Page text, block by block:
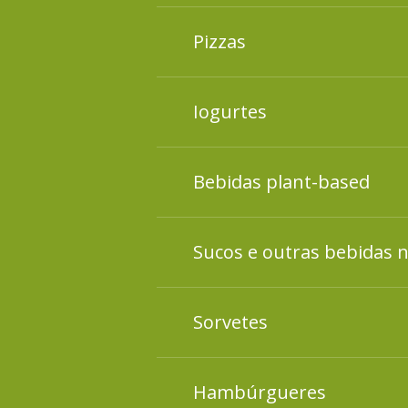
Pizzas
Iogurtes
Bebidas plant-based
Sucos e outras bebidas
Sorvetes
Hambúrgueres